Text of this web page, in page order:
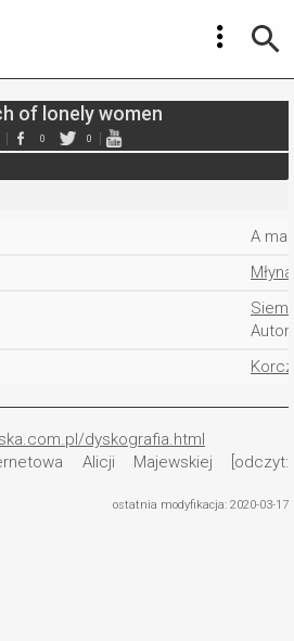
of lonely women
0 0
A
Autor
dyskografia.html
Alicji Majewskiej [odczyt:
ostatnia modyfikacja: 2020-03-17